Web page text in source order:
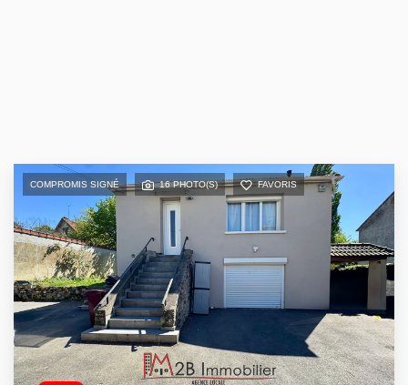
COMPROMIS SIGNÉ 16 PHOTO(S) FAVORIS